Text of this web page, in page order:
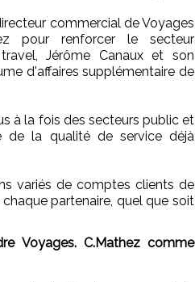
commercial de Voyages
pour renforcer le secteur
Jérôme Canaux et son
d'affaires supplémentaire de
à la fois des secteurs public et
de la qualité de service déjà
variés de comptes clients de
partenaire, quel que soit
Voyages. C.Mathez comme